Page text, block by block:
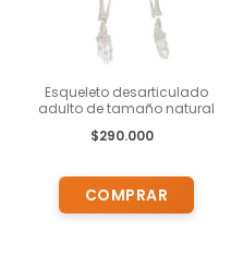
Esqueleto desarticulado
adulto de tamaño natural
$290.000